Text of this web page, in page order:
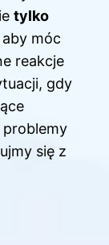
tylko
aby móc
reakcje
gdy
się z